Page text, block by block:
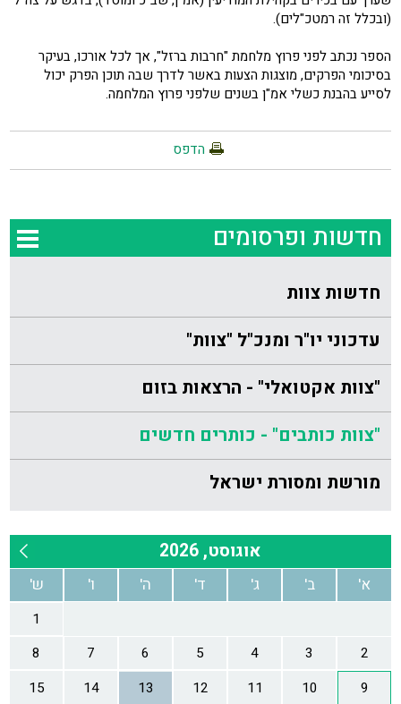
(ובכלל זה רמטכ"לים).
הספר נכתב לפני פרוץ מלחמת "חרבות ברזל", אך לכל אורכו, בעיקר
בסיכומי הפרקים, מוצגות הצעות באשר לדרך שבה תוכן הפרק יכול
לסייע בהבנת כשלי אמ"ן בשנים שלפני פרוץ המלחמה.
הדפס
חדשות ופרסומים
חדשות צוות
עדכוני יו"ר ומנכ"ל "צוות"
"צוות אקטואלי" - הרצאות בזום
"צוות כותבים" - כותרים חדשים
מורשת ומסורת ישראל